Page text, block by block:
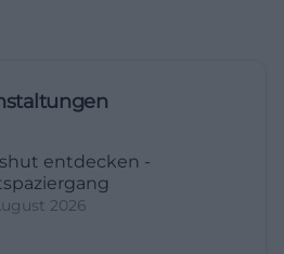
entdecken -
2026